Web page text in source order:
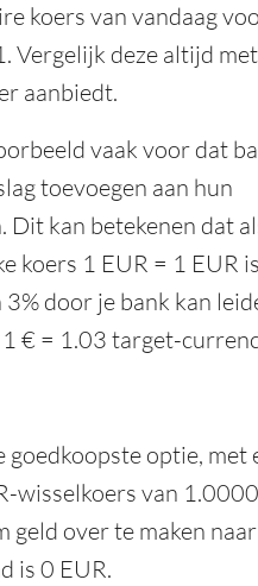
koers van vandaag
Vergelijk deze altijd
aanbiedt.
vaak voor dat
toevoegen aan hun
Dit kan betekenen dat
koers 1 EUR = 1 EUR
door je bank kan
1 € = 1.03 target-
goedkoopste optie, met
wisselkoers van
geld over te maken naar
is 0 EUR.